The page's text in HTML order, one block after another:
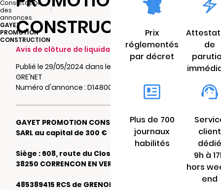
Consultation
des
annonces
|
GAYET
PROMOTION
CONSTRUCTION
CONSTRUCTION
Avis de clôture de liquidation
Publié le 29/05/2024 dans le journal PLACE
GRE'NET
Numéro d'annonce : D14800184o4mu
GAYET PROMOTION CONSTRUCTION
SARL au capital de 300 €
Siège : 608, route du Clos de la Balme
38250 CORRENCON EN VERCORS
485389415 RCS de GRENOBLE
Prix
réglementés
par décret
de
Plus de 700
journaux
habilités
client
dédié
9h à
hors
end